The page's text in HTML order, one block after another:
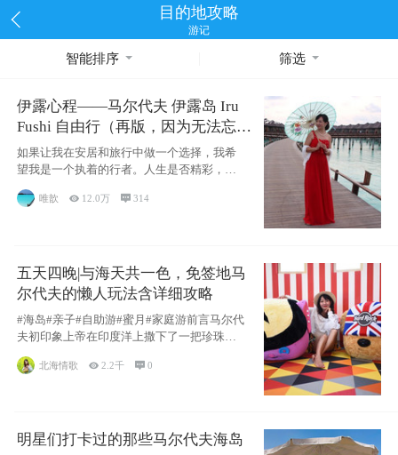
目的地攻略
游记
智能排序 筛选
伊露心程——马尔代夫 伊露岛 Iru
Fushi 自由行（再版，因为无法忘却
的留恋）
如果让我在安居和旅行中做一个选择，我希
望我是一个执着的行者。人生是否精彩，都
源于自己
唯歆  12.0万  314
五天四晚|与海天共一色，免签地马
尔代夫的懒人玩法含详细攻略
#海岛#亲子#自助游#蜜月#家庭游前言马尔代
夫初印象上帝在印度洋上撒下了一把珍珠，
北海情歌 2.2千 0
明星们打卡过的那些马尔代夫海岛